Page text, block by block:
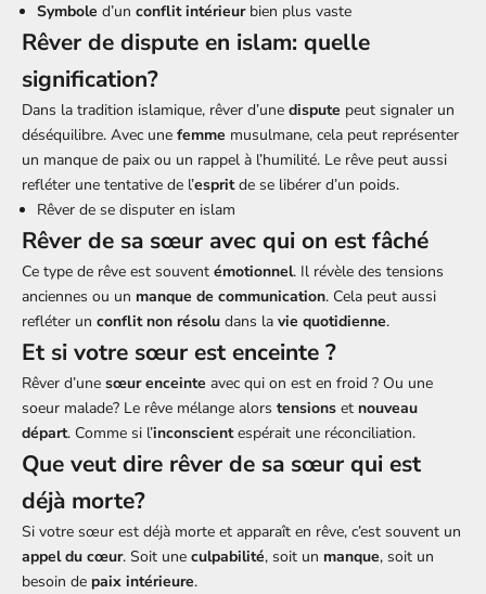
Symbole d’un conflit intérieurbien plus vaste
Rêver de dispute en islam: quelle
signification?
Dans la tradition islamique, rêver d’une dispute peut signaler un
déséquilibre. Avec une femme musulmane, cela peut représenter
un manque de paix ou un rappel à l’humilité. Le rêve peut aussi
refléter une tentative de l’espritde se libérer d’un poids.
Rêver de se disputer en islam
Rêver de sa sœur avec qui on est fâché
Ce type de rêve est souvent émotionnel. Il révèle des tensions
anciennes ou un manque de communication. Cela peut aussi
refléter un conflit non résolu dans la vie quotidienne.
Et si votre sœur est enceinte ?
Rêver d’une sœur enceinte avec qui on est en froid ? Ou une
soeur malade? Le rêve mélange alors tensions et nouveau
départ. Comme si l’inconscientespérait une réconciliation.
Que veut dire rêver de sa sœur qui est
déjà morte?
Si votre sœur est déjà morte et apparaît en rêve, c’est souvent un
appel du cœur. Soit une culpabilité, soit un manque, soit un
besoin de paix intérieure.